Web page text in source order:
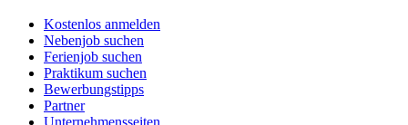
Kostenlos anmelden
Nebenjob suchen
Ferienjob suchen
Praktikum suchen
Bewerbungstipps
Partner
Unternehmensseiten